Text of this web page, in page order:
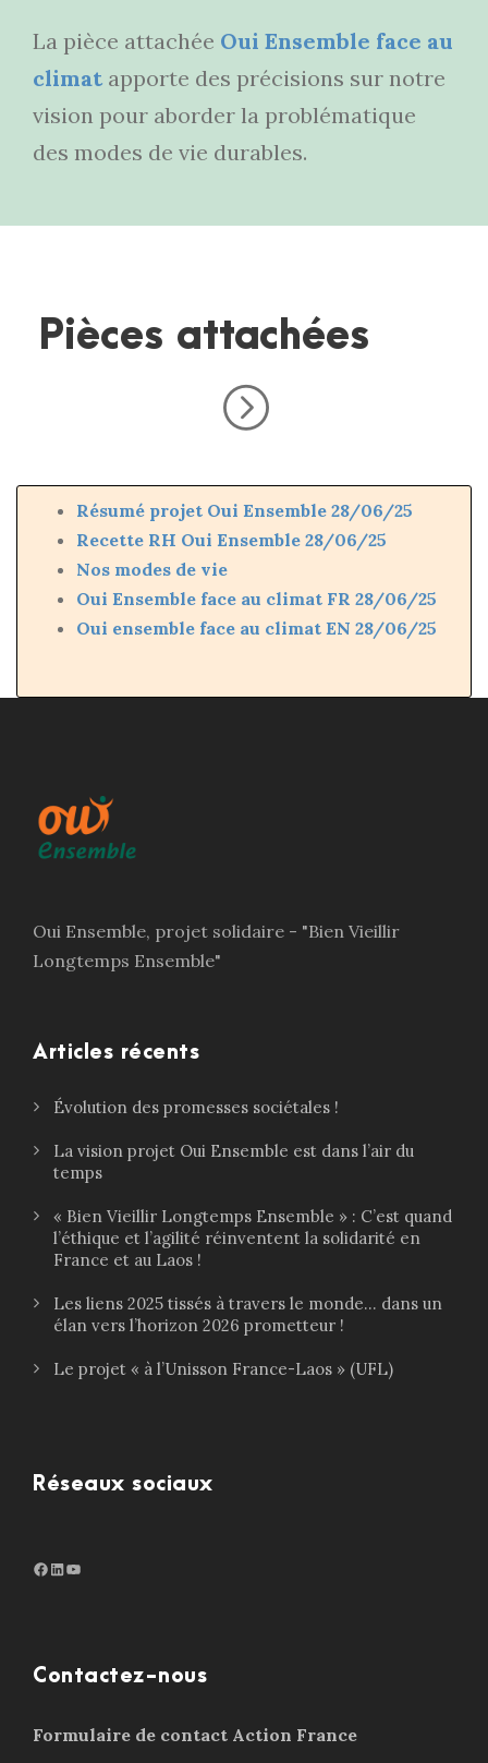
La pièce attachée Oui Ensemble face au
climat apporte des précisions sur notre
vision pour aborder la problématique
des modes de vie durables.
Pièces attachées
Résumé projet Oui Ensemble 28/06/25
Recette RH Oui Ensemble 28/06/25
Nos modes de vie
Oui Ensemble face au climat FR 28/06/25
Oui ensemble face au climat EN 28/06/25
Oui Ensemble, projet solidaire - "Bien Vieillir
Longtemps Ensemble"
Articles récents
Évolution des promesses sociétales !
La vision projet Oui Ensemble est dans l’air du
temps
« Bien Vieillir Longtemps Ensemble » : C’est quand
l’éthique et l’agilité réinventent la solidarité en
France et au Laos !
Les liens 2025 tissés à travers le monde… dans un
élan vers l’horizon 2026 prometteur !
Le projet « à l’Unisson France-Laos » (UFL)
Réseaux sociaux
Facebook LinkedIn http://www.youtube.com/@ouiensemble3932
Contactez-nous
Formulaire de contact Action France